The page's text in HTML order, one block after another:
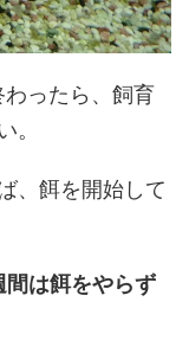
ったら、飼育
。
、餌を開始して
間は餌をやらず